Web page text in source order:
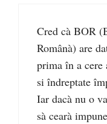
Cred cà BOR
Românà) are
prima în a cere
si îndreptate
Iar dacà nu o
sà cearà